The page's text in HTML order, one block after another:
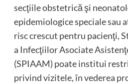
secţiile obstetrică şi
epidemiologice speciale sau
risc crescut pentru pacienţi,
a Infecţiilor Asociate
(SPIAAM) poate institui
privind vizitele, în vederea